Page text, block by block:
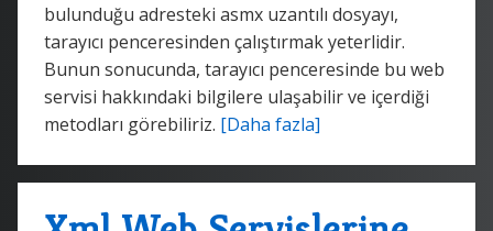
bulunduğu adresteki asmx uzantılı dosyayı,
tarayıcı penceresinden çalıştırmak yeterlidir.
Bunun sonucunda, tarayıcı penceresinde bu web
servisi hakkındaki bilgilere ulaşabilir ve içerdiği
metodları görebiliriz. [Daha fazla]